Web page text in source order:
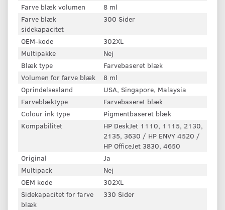
Farve blæk volumen
8 ml
Farve blæk
sidekapacitet
300 Sider
OEM-kode
302XL
Multipakke
Nej
Blæk type
Farvebaseret blæk
Volumen for farve blæk
8 ml
Oprindelsesland
USA, Singapore, Malaysia
Farveblæktype
Farvebaseret blæk
Colour ink type
Pigmentbaseret blæk
Kompabilitet
HP DeskJet 1110, 1115, 2130,
2135, 3630 / HP ENVY 4520 /
HP OfficeJet 3830, 4650
Original
Ja
Multipack
Nej
OEM kode
302XL
Sidekapacitet for farve
blæk
330 Sider